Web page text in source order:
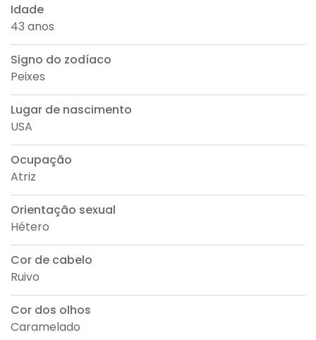
Idade
43 anos
Signo do zodíaco
Peixes
Lugar de nascimento
USA
Ocupação
Atriz
Orientação sexual
Hétero
Cor de cabelo
Ruivo
Cor dos olhos
Caramelado